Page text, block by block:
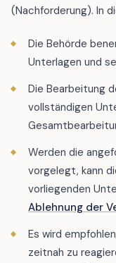
(Nachforderung). In
Die Behörde
Unterlagen und
Die Bearbeitung
vollständigen
Werden die
vorgelegt, kann
vorliegenden
Ablehnung der
Es wird
zeitnah zu